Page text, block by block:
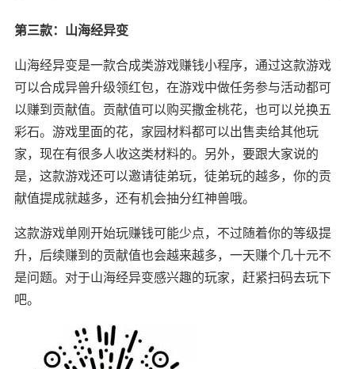
第三款：山海经异变
山海经异变是一款合成类游戏赚钱小程序，通过这款游戏
可以合成异兽升级领红包，在游戏中做任务参与活动都可
以赚到贡献值。贡献值可以购买撒金桃花，也可以兑换五
彩石。游戏里面的花，家园材料都可以出售卖给其他玩
家，现在有很多人收这类材料的。另外，要跟大家说的
是，这款游戏还可以邀请徒弟玩，徒弟玩的越多，你的贡
献值提成就越多，还有机会抽分红神兽哦。
这款游戏单刚开始玩赚钱可能少点，不过随着你的等级提
升，后续赚到的贡献值也会越来越多，一天赚个几十元不
是问题。对于山海经异变感兴趣的玩家，赶紧扫码去玩下
吧。